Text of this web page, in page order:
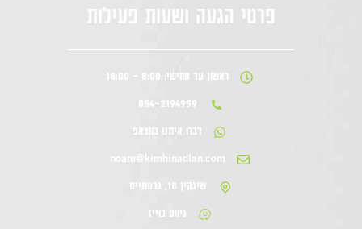
פרטי הגעה ושעות פעילות
ראשון עד חמישי: 8:00 - 18:00
054-2194959
דברו איתנו בווצאפ
noam@kimhinadlan.com
שינקין 18, גבעתיים
ניווט בוייז